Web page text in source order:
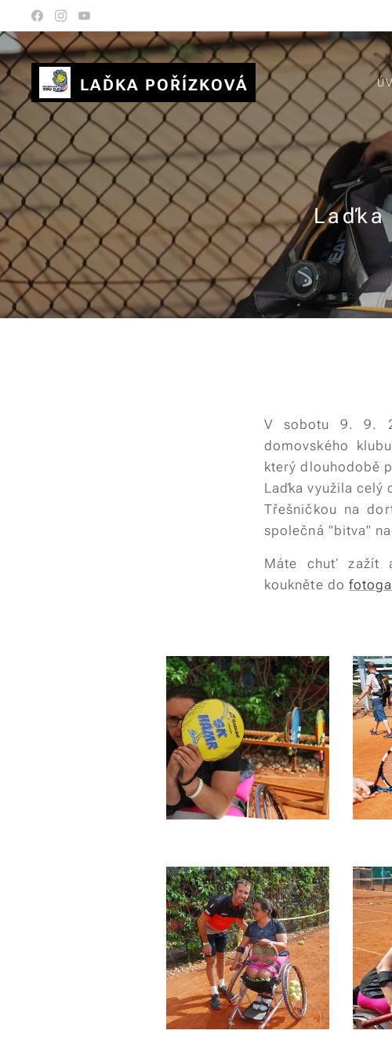
LAĎKA POŘÍZKOVÁ
V sobotu 9. 9.
domovského
který dlouhodobě
Laďka využila celý
Třešničkou na
společná "bitva"
Máte chuť zažít
koukněte do